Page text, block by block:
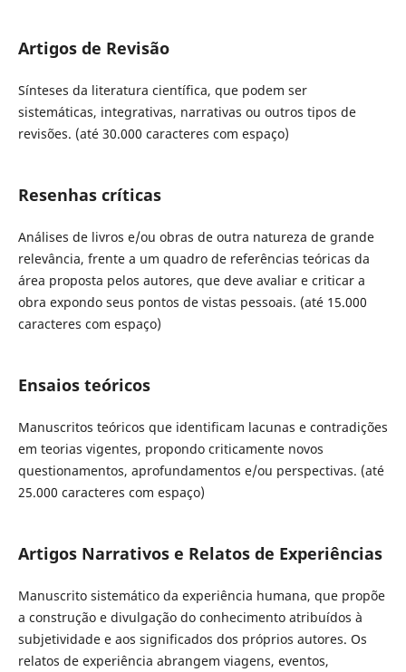
Artigos de Revisão
Sínteses da literatura científica, que podem ser
sistemáticas, integrativas, narrativas ou outros tipos de
revisões. (até 30.000 caracteres com espaço)
Resenhas críticas
Análises de livros e/ou obras de outra natureza de grande
relevância, frente a um quadro de referências teóricas da
área proposta pelos autores, que deve avaliar e criticar a
obra expondo seus pontos de vistas pessoais. (até 15.000
caracteres com espaço)
Ensaios teóricos
Manuscritos teóricos que identificam lacunas e contradições
em teorias vigentes, propondo criticamente novos
questionamentos, aprofundamentos e/ou perspectivas. (até
25.000 caracteres com espaço)
Artigos Narrativos e Relatos de Experiências
Manuscrito sistemático da experiência humana, que propõe
a construção e divulgação do conhecimento atribuídos à
subjetividade e aos significados dos próprios autores. Os
relatos de experiência abrangem viagens, eventos,